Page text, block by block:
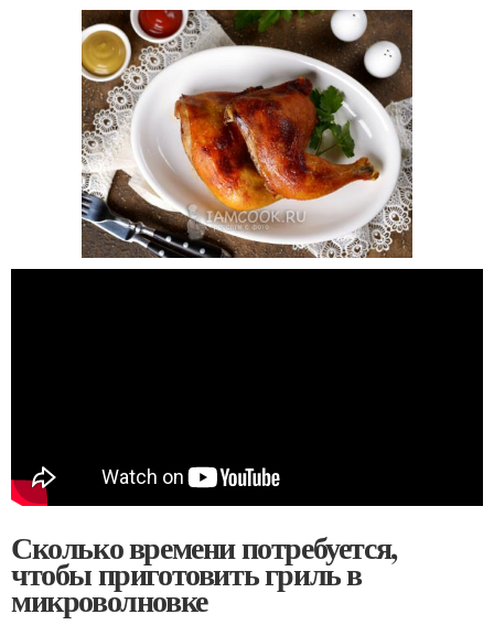
Сколько времени потребуется,
чтобы приготовить гриль в
микроволновке